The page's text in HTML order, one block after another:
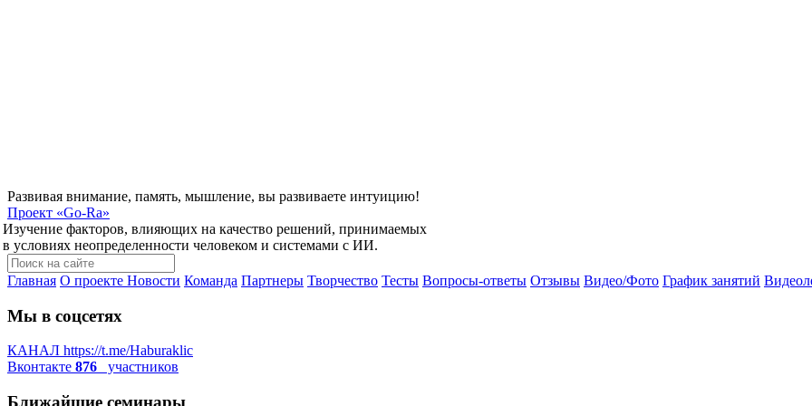
Развивая внимание, память, мышление, вы развиваете интуицию!
Проект «Go-Ra»
Изучение факторов, влияющих на качество решений, принимаемых
в условиях неопределенности человеком и системами с ИИ.
Главная О проекте Новости Команда Партнеры Творчество Тесты Вопросы-ответы Отзывы Видео/Фото График занятий
Мы в соцсетях
КАНАЛ https://t.me/Haburaklic
Вконтакте 876 участников
Ближайшие семинары